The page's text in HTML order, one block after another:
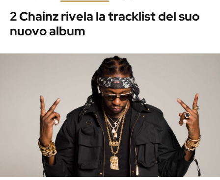
2 Chainz rivela la tracklist del suo
nuovo album